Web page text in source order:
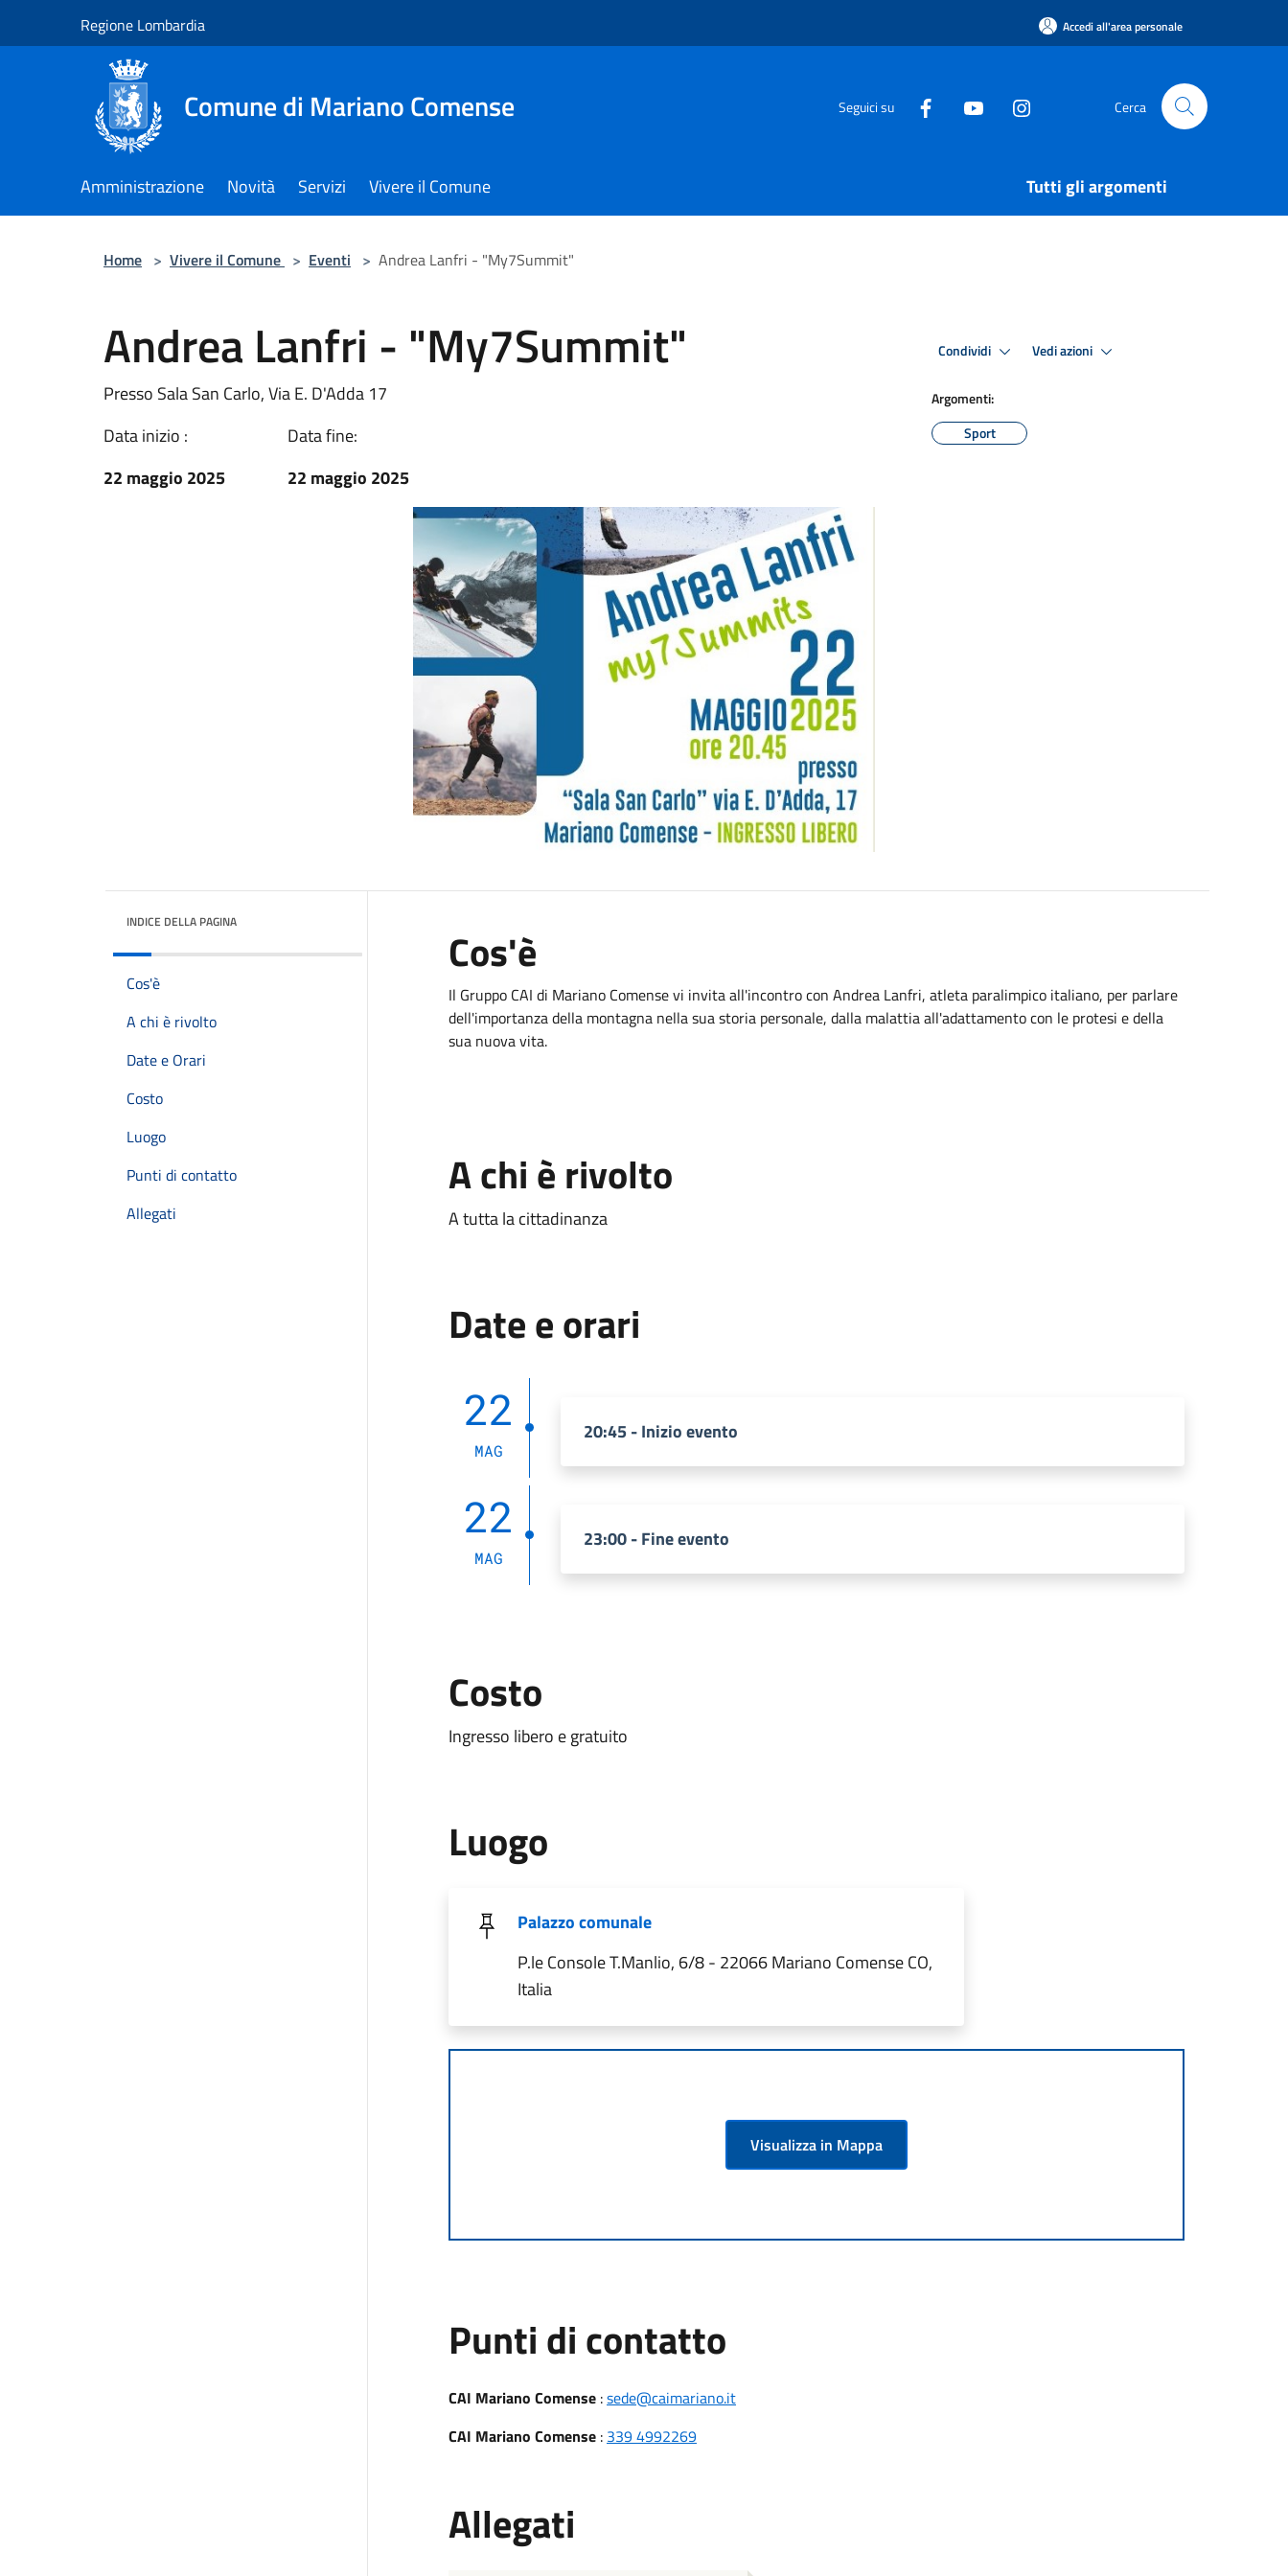
Regione Lombardia Accedi all'area personale
Comune di Mariano Comense Seguici su Cerca
Amministrazione Novità Servizi Vivere il Comune Tutti gli argomenti
Home > Vivere il Comune > Eventi > Andrea Lanfri - "My7Summit"
Andrea Lanfri - "My7Summit"
Presso Sala San Carlo, Via E. D'Adda 17
Data inizio :
22 maggio 2025
Data fine:
22 maggio 2025
Condividi Vedi azioni
Argomenti:
Sport
INDICE DELLA PAGINA
Cos'è
A chi è rivolto
Date e Orari
Costo
Luogo
Punti di contatto
Allegati
Cos'è
Il Gruppo CAI di Mariano Comense vi invita all'incontro con Andrea Lanfri, atleta paralimpico italiano, per parlare
dell'importanza della montagna nella sua storia personale, dalla malattia all'adattamento con le protesi e della
sua nuova vita.
A chi è rivolto
A tutta la cittadinanza
Date e orari
22
MAG
20:45 - Inizio evento
22
MAG
23:00 - Fine evento
Costo
Ingresso libero e gratuito
Luogo
Palazzo comunale
P.le Console T.Manlio, 6/8 - 22066 Mariano Comense CO,
Italia
Visualizza in Mappa
Punti di contatto
CAI Mariano Comense:sede@caimariano.it
CAI Mariano Comense: 339 4992269
Allegati